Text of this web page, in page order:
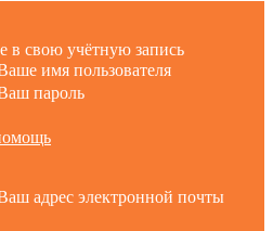
в свою учётную запись
имя пользователя
пароль
адрес электронной почты